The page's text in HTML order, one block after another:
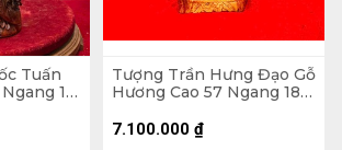
Tuấn
17
Tượng Trần Hưng Đạo Gỗ
Hương Cao 57 Ngang 18
7.100.000 ₫